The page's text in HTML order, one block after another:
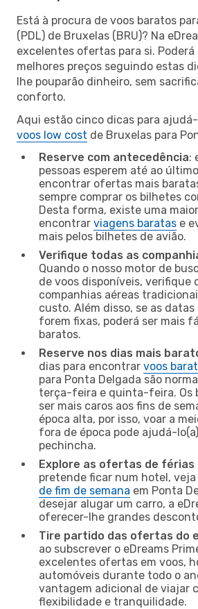
Está à procura de voos baratos
(PDL) de Bruxelas (BRU)? Na
excelentes ofertas para si.
melhores preços seguindo estas
lhe pouparão dinheiro, sem
conforto.
Aqui estão cinco dicas para
voos low cost de Bruxelas para
Reserve com antecedência:
pessoas esperem até ao
encontrar ofertas mais
sempre comprar os bilhetes
Desta forma, existe uma
encontrar viagens baratas e
mais pelos bilhetes de avião.
Verifique todas as
Quando o nosso motor de
de voos disponíveis, verifique
companhias aéreas
custo. Além disso, se as
forem fixas, poderá ser mais
baratos.
Reserve nos dias mais
dias para encontrar voos
para Ponta Delgada são
terça-feira e quinta-feira. Os
ser mais caros aos fins de
época alta, por isso, voar a
fora de época pode ajudá-
pechincha.
Explore as ofertas de férias
pretende ficar num hotel, veja
de fim de semana em Ponta
desejar alugar um carro, a
oferecer-lhe grandes
Tire partido das ofertas do
ao subscrever o eDreams
excelentes ofertas em voos,
automóveis durante todo o
vantagem adicional de viajar
flexibilidade e tranquilidade.